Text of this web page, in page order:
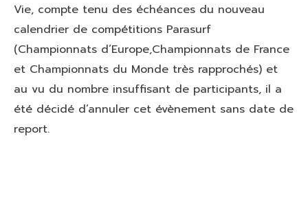
Vie, compte tenu des échéances du nouveau
calendrier de compétitions Parasurf
(Championnats d’Europe,Championnats de France
et Championnats du Monde très rapprochés) et
au vu du nombre insuffisant de participants, il a
été décidé d’annuler cet évènement sans date de
report.